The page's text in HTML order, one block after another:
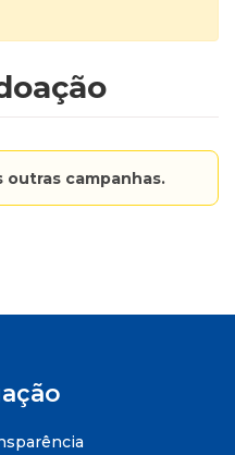
outras campanhas.